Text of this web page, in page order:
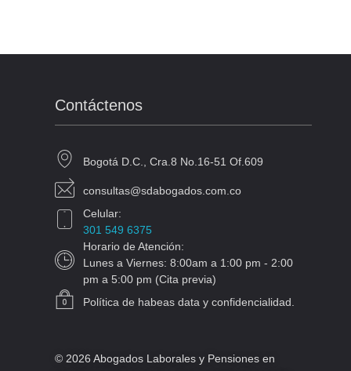
Contáctenos
Bogotá D.C., Cra.8 No.16-51 Of.609
consultas@sdabogados.com.co
Celular:
301 549 6375
Horario de Atención:
Lunes a Viernes: 8:00am a 1:00 pm - 2:00
pm a 5:00 pm (Cita previa)
Política de habeas data y confidencialidad.
© 2026 Abogados Laborales y Pensiones en